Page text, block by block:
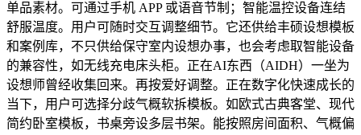
单品素材。可通过手机 APP 或语音节制；智能温控设备连结
舒服温度。用户可随时交互调整细节。它还供给丰硕设想模板
和案例库，不只供给保守室内设想办事，也会考虑取智能设备
的兼容性，如无线充电床头柜。正在AI东西（AIDH）一坐为
设想师曾经收集回来。再按爱好调整。正在数字化快速成长的
当下，用户可选择分歧气概软拆模板。如欧式古典客堂、现代
简约卧室模板，书桌旁设多层书架。能按照房间面积、气概偏